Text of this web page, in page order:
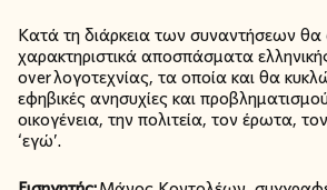
Κατά τη διάρκεια των συναντήσεων
χαρακτηριστικά αποσπάσματα
over λογοτεχνίας, τα οποία και θα
εφηβικές ανησυχίες και
οικογένεια, την πολιτεία, τον έρωτα,
‘εγώ’.